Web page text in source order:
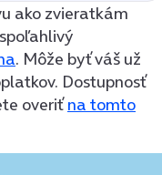
ako zvieratkám
. Môže byť váš už
Dostupnosť
overiťna tomto